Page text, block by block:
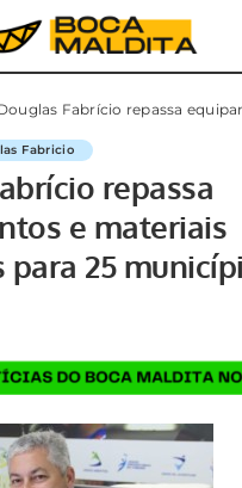
Fabrício repassa equipamentos e materiais
Fabricio
repassa
e materiais
25